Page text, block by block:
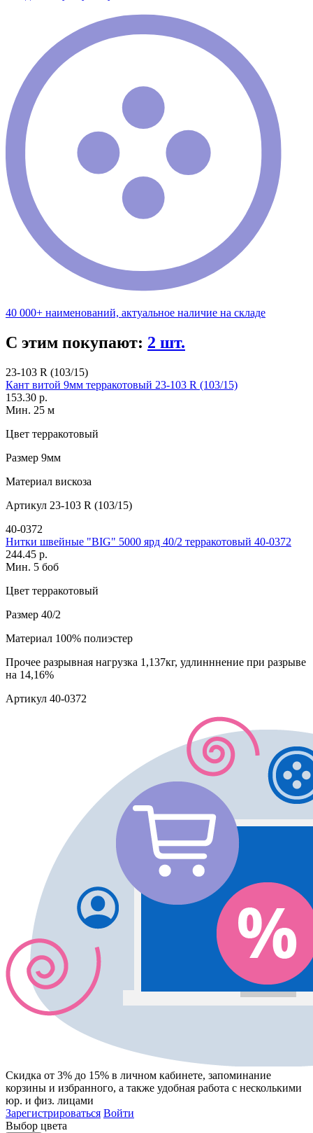
40 000+ наименований, актуальное наличие на складе
С этим покупают: 2 шт.
23-103 R (103/15)
Кант витой 9мм терракотовый 23-103 R (103/15)
153.30 р.
Мин. 25 м
Цвет терракотовый
Размер 9мм
Материал вискоза
Артикул 23-103 R (103/15)
40-0372
Нитки швейные "BIG" 5000 ярд 40/2 терракотовый 40-0372
244.45 р.
Мин. 5 боб
Цвет терракотовый
Размер 40/2
Материал 100% полиэстер
Прочее разрывная нагрузка 1,137кг, удлинннение при разрыве
на 14,16%
Артикул 40-0372
Скидка от 3% до 15% в личном кабинете, запоминание
корзины и избранного, а также удобная работа с несколькими
юр. и физ. лицами
Зарегистрироваться Войти
Выбор цвета